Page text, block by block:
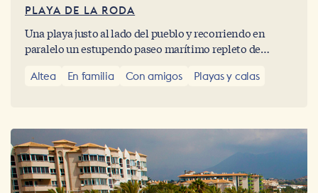
PLAYA DE LA RODA
Una playa justo al lado del pueblo y recorriendo en
paralelo un estupendo paseo marítimo repleto de
Altea En familia Con amigos Playas y calas